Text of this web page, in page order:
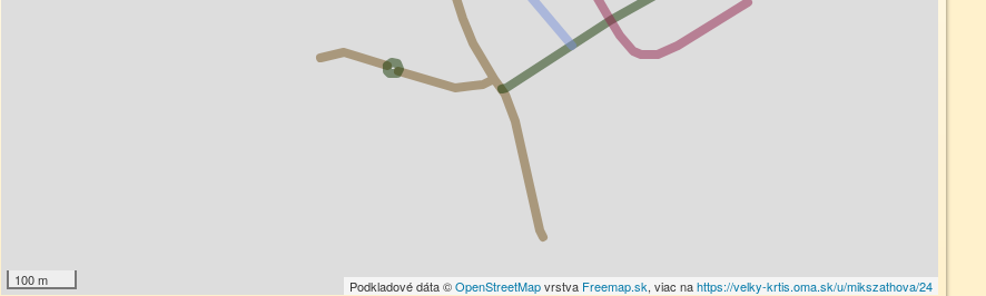
100 m Podkladové dáta ©OpenStreetMapvrstva Freemap.sk, viac nahttps://velky-krtis.oma.sk/u/mikszathova/24